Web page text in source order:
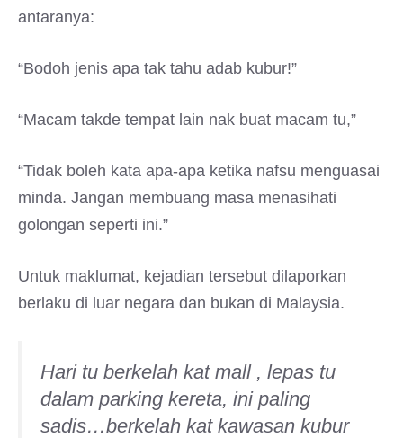
antaranya:
“Bodoh jenis apa tak tahu adab kubur!”
“Macam takde tempat lain nak buat macam tu,”
“Tidak boleh kata apa-apa ketika nafsu menguasai
minda. Jangan membuang masa menasihati
golongan seperti ini.”
Untuk maklumat, kejadian tersebut dilaporkan
berlaku di luar negara dan bukan di Malaysia.
Hari tu berkelah kat mall , lepas tu
dalam parking kereta, ini paling
sadis…berkelah kat kawasan kubur